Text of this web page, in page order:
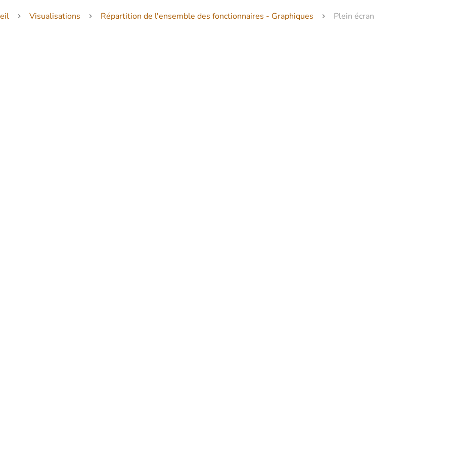
Visualisations Répartition de l'ensemble des fonctionnaires - Graphiques Plein écran